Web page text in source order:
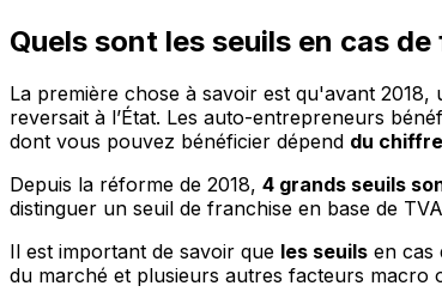
Quels sont les seuils en cas
La première chose à savoir est qu'avant
reversait à l’État. Les auto-entrepreneurs
dont vous pouvez bénéficier dépend du
Depuis la réforme de 2018, 4 grands seuils
distinguer un seuil de franchise en base de
Il est important de savoir que les seuils en cas
du marché et plusieurs autres facteurs macro